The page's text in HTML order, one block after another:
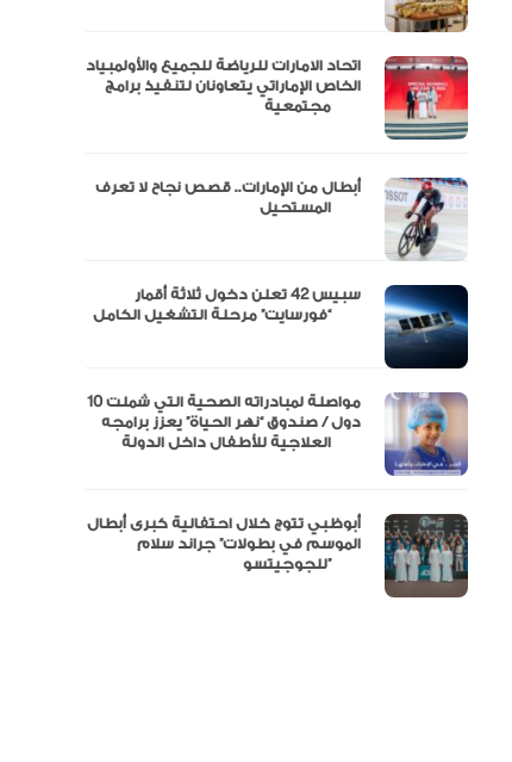
اتحاد الامارات للرياضة للجميع والأولمبياد
الخاص الإماراتي يتعاونان لتنفيذ برامج
أبطال من الإمارات.. قصص نجاح لا تعرف
سبيس 42 تعلن دخول ثلاثة أقمار
“فورسايت” مرحلة التشغيل الكامل
مواصلة لمبادراته الصحية التي شملت 10
دول / صندوق “نهر الحياة” يعزز برامجه
أبوظبي تتوج خلال احتفالية كبرى أبطال
الموسم في بطولات” جراند سلام
للجوجيتسو”